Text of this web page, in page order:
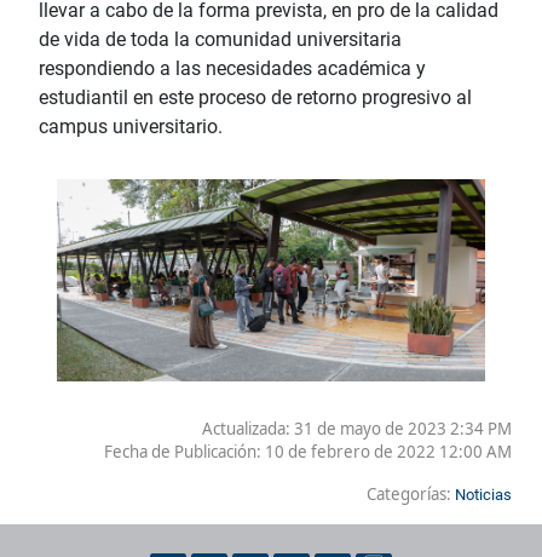
llevar a cabo de la forma prevista, en pro de la calidad
de vida de toda la comunidad universitaria
respondiendo a las necesidades académica y
estudiantil en este proceso de retorno progresivo al
campus universitario.
Actualizada: 31 de mayo de 2023 2:34 PM
Fecha de Publicación: 10 de febrero de 2022 12:00 AM
Categorías: Noticias